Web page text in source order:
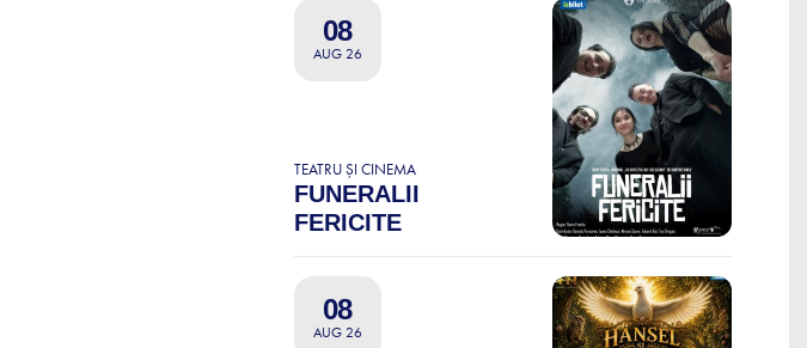
08
AUG 26
TEATRU ȘI CINEMA
FUNERALII
FERICITE
08
AUG 26